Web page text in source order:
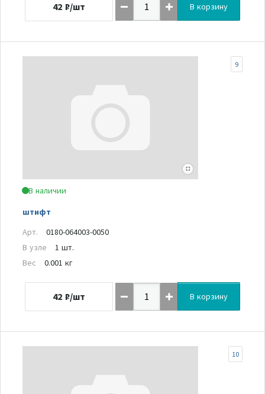
42 ₽/шт В корзину
В наличии
штифт
9
Арт.
0180-064003-0050
В узле
1 шт.
Вес
0.001 кг
42 ₽/шт В корзину
10